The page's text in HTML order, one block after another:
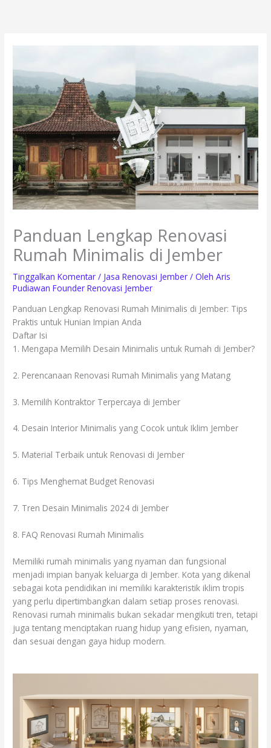
Panduan Lengkap Renovasi
Rumah Minimalis di Jember
Tinggalkan Komentar / Jasa Renovasi Jember / OlehAris
Pudiawan Founder Renovasi Jember
Panduan Lengkap Renovasi Rumah Minimalis di Jember: Tips
Praktis untuk Hunian Impian Anda
Daftar Isi
1. Mengapa Memilih Desain Minimalis untuk Rumah di Jember?
2. Perencanaan Renovasi Rumah Minimalis yang Matang
3. Memilih Kontraktor Terpercaya di Jember
4. Desain Interior Minimalis yang Cocok untuk Iklim Jember
5. Material Terbaik untuk Renovasi di Jember
6. Tips Menghemat Budget Renovasi
7. Tren Desain Minimalis 2024 di Jember
8. FAQ Renovasi Rumah Minimalis
Memiliki rumah minimalis yang nyaman dan fungsional
menjadi impian banyak keluarga di Jember. Kota yang dikenal
sebagai kota pendidikan ini memiliki karakteristik iklim tropis
yang perlu dipertimbangkan dalam setiap proses renovasi.
Renovasi rumah minimalis bukan sekadar mengikuti tren, tetapi
juga tentang menciptakan ruang hidup yang efisien, nyaman,
dan sesuai dengan gaya hidup modern.